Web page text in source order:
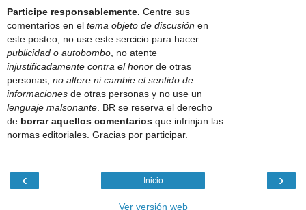
Participe responsablemente. Centre sus
comentarios en el tema objeto de discusión en
este posteo, no use este sercicio para hacer
publicidad o autobombo , no atente
injustificadamente contra el honor de otras
personas, no altere ni cambie el sentido de
informaciones de otras personas y no use un
lenguaje malsonante . BR se reserva el derecho
de borrar aquellos comentarios que infrinjan las
normas editoriales. Gracias por participar.
‹ ›
Inicio
Ver versión web